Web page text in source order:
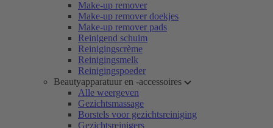
Make-up remover
Make-up remover doekjes
Make-up remover pads
Reinigend schuim
Reinigingscrème
Reinigingsmelk
Reinigingspoeder
Beautyapparatuur en -accessoires
Alle weergeven
Gezichtsmassage
Borstels voor gezichtsreiniging
Gezichtsreinigers